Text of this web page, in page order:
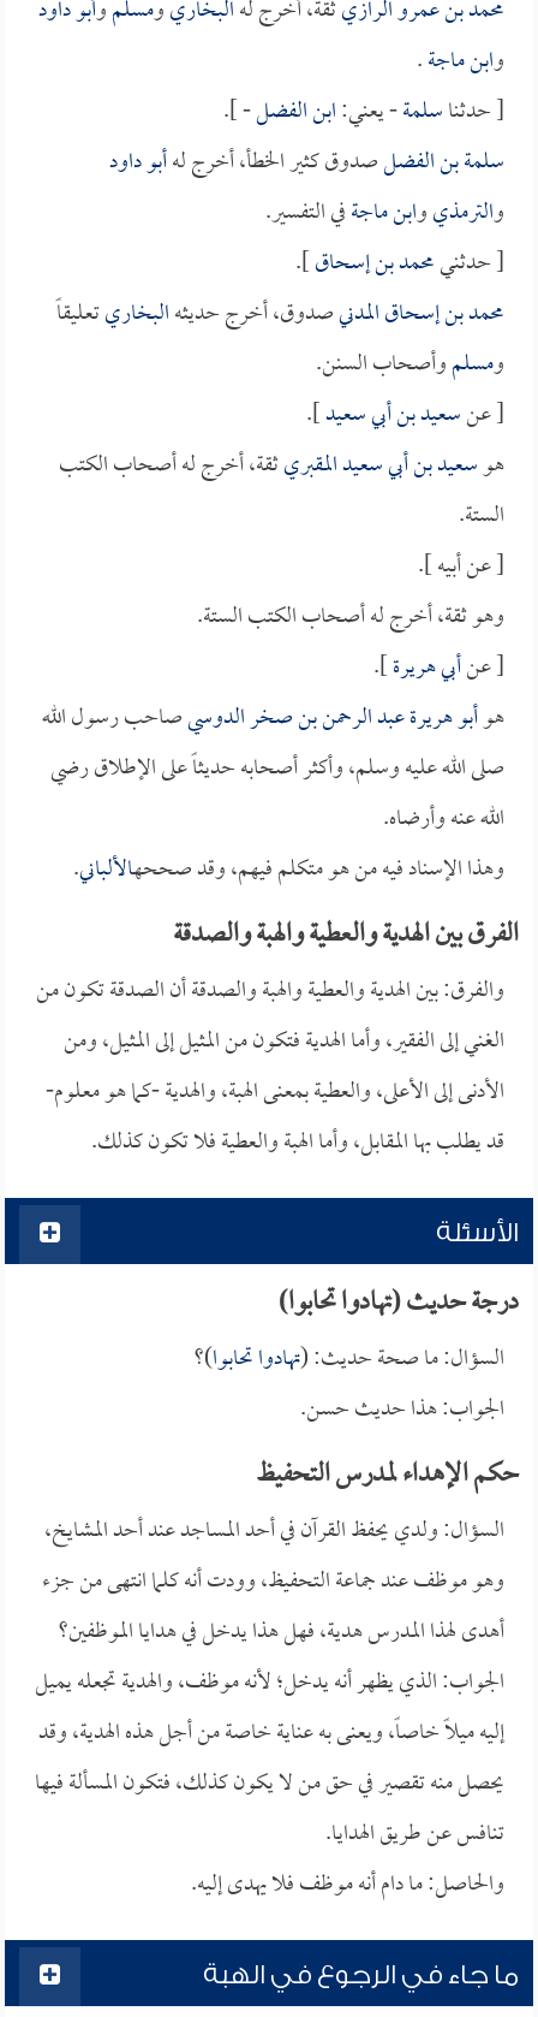
محمد بن عمرو الرازيثقة، أخرج لهالبخاريومسلموأبو داود
وابن ماجة.
[ حدثناسلمة- يعني:ابن الفضل- ].
سلمة بن الفضلصدوق كثير الخطأ، أخرج لهأبو داود
والترمذيوابن ماجةفي التفسير.
[ حدثنيمحمد بن إسحاق].
محمد بن إسحاق المدنيصدوق، أخرج حديثهالبخاريتعليقاً
ومسلموأصحاب السنن.
[ عنسعيد بن أبي سعيد].
هوسعيد بن أبي سعيد المقبريثقة، أخرج له أصحاب الكتب
الستة.
[ عن أبيه ].
وهو ثقة، أخرج له أصحاب الكتب الستة.
[ عنأبي هريرة].
هوأبو هريرة عبد الرحمن بن صخر الدوسيصاحب رسول الله
صلى الله عليه وسلم، وأكثر أصحابه حديثاً على الإطلاق رضي
الله عنه وأرضاه.
وهذا الإسناد فيه من هو متكلم فيهم، وقد صححهالألباني.
الفرق بين الهدية والعطية والهبة والصدقة
والفرق: بين الهدية والعطية والهبة والصدقة أن الصدقة تكون من
الغني إلى الفقير، وأما الهدية فتكون من المثيل إلى المثيل، ومن
الأدنى إلى الأعلى، والعطية بمعنى الهبة، والهدية -كما هو معلوم-
قد يطلب بها المقابل، وأما الهبة والعطية فلا تكون كذلك.
الأسئلة
درجة حديث (تهادوا تحابوا)
السؤال: ما صحة حديث: (تهادوا تحابوا)؟
الجواب: هذا حديث حسن.
حكم الإهداء لمدرس التحفيظ
السؤال: ولدي يحفظ القرآن في أحد المساجد عند أحد المشايخ،
وهو موظف عند جماعة التحفيظ، وودت أنه كلما انتهى من جزء
أهدى لهذا المدرس هدية، فهل هذا يدخل في هدايا الموظفين؟
الجواب: الذي يظهر أنه يدخل؛ لأنه موظف، والهدية تجعله يميل
إليه ميلاً خاصاً، ويعنى به عناية خاصة من أجل هذه الهدية، وقد
يحصل منه تقصير في حق من لا يكون كذلك، فتكون المسألة فيها
تنافس عن طريق الهدايا.
والحاصل: ما دام أنه موظف فلا يهدى إليه.
ما جاء في الرجوع في الهبة